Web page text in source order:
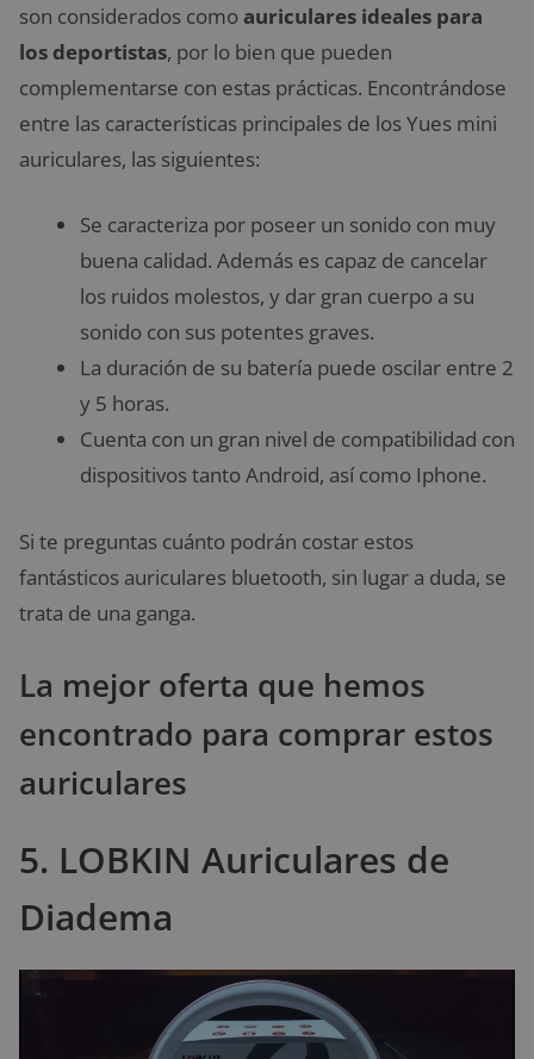
son considerados como auriculares ideales para
los deportistas, por lo bien que pueden
complementarse con estas prácticas. Encontrándose
entre las características principales de los Yues mini
auriculares, las siguientes:
Se caracteriza por poseer un sonido con muy
buena calidad. Además es capaz de cancelar
los ruidos molestos, y dar gran cuerpo a su
sonido con sus potentes graves.
La duración de su batería puede oscilar entre 2
y 5 horas.
Cuenta con un gran nivel de compatibilidad con
dispositivos tanto Android, así como Iphone.
Si te preguntas cuánto podrán costar estos
fantásticos auriculares bluetooth, sin lugar a duda, se
trata de una ganga.
La mejor oferta que hemos
encontrado para comprar estos
auriculares
5. LOBKIN Auriculares de
Diadema